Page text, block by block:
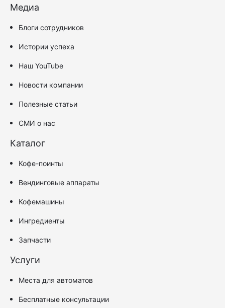
Медиа
Блоги сотрудников
Истории успеха
Наш YouTube
Новости компании
Полезные статьи
СМИ о нас
Каталог
Кофе-поинты
Вендинговые аппараты
Кофемашины
Ингредиенты
Запчасти
Услуги
Места для автоматов
Бесплатные консультации